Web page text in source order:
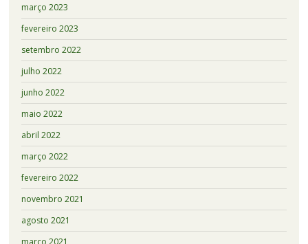
março 2023
fevereiro 2023
setembro 2022
julho 2022
junho 2022
maio 2022
abril 2022
março 2022
fevereiro 2022
novembro 2021
agosto 2021
março 2021